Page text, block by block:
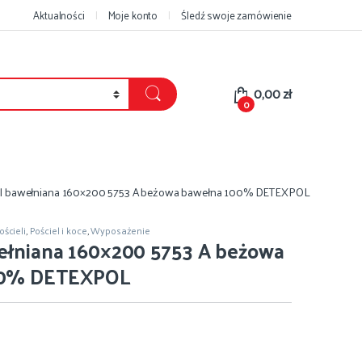
Aktualności Moje konto Śledź swoje zamówienie
0 0,00zł
bawełniana 160×200 5753 A beżowa bawełna 100% DETEXPOL
,Pościel i koce,Wyposażenie
160×200 5753 A beżowa
DETEXPOL